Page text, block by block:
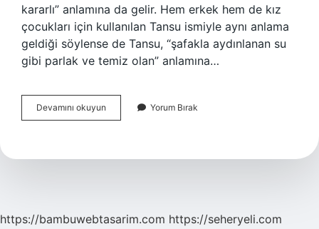
kararlı” anlamına da gelir. Hem erkek hem de kız
çocukları için kullanılan Tansu ismiyle aynı anlama
geldiği söylense de Tansu, “şafakla aydınlanan su
gibi parlak ve temiz olan” anlamına…
Devamını okuyun
Hangi
Yorum Bırak
https://bambuwebtasarim.com https://seheryeli.com